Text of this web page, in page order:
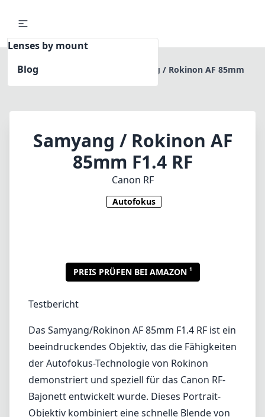
Lenses by mount
Blog
Home
Samyang / Rokinon AF 85mm
Samyang / Rokinon AF
85mm F1.4 RF
Canon RF
Autofokus